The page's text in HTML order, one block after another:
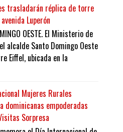
trasladarán réplica de torre
Luperón
OESTE. El Ministerio de
alcalde Santo Domingo Oeste
Eiffel, ubicada en la
Mujeres Rurales
dominicanas empoderadas
Sorpresa